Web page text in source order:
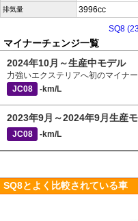
排気量 3996cc
SQ8
マイナーチェンジ一覧
2024年10月～生産中モデル
力強いエクステリアへ初のマイナ
JC08
-km/L
2023年9月～2024年9月生産
JC08 -km/L
SQ8とよく比較されている車